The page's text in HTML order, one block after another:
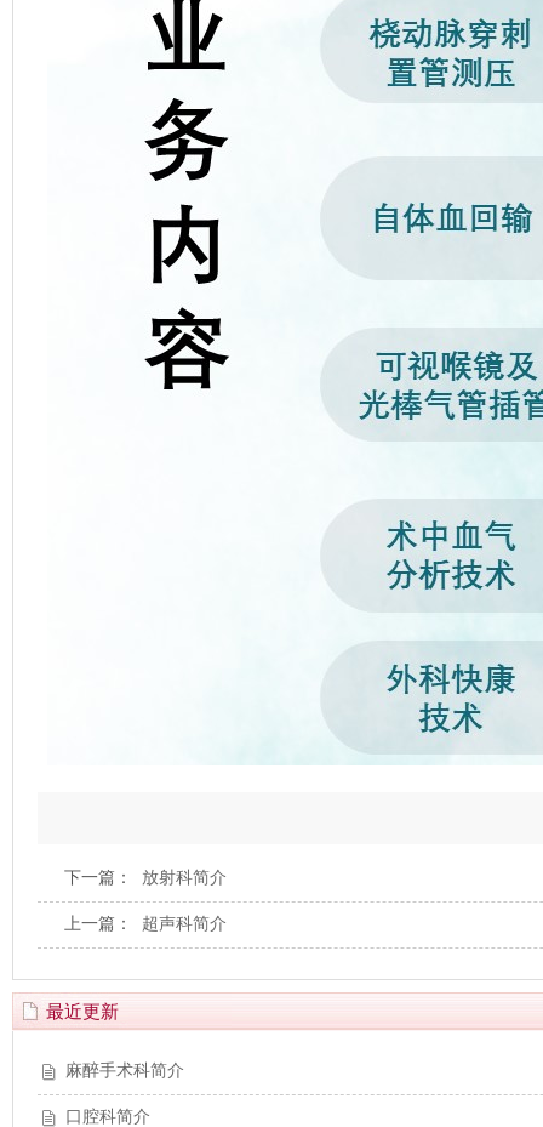
下一篇： 放射科简介
上一篇： 超声科简介
最近更新
麻醉手术科简介
口腔科简介